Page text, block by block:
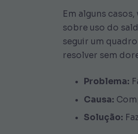
Em alguns
sobre uso do
seguir um
resolver sem
Problema:
Causa:
Solução: